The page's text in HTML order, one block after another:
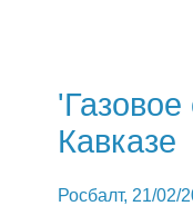
Кавказе
Росбалт, 21/02/